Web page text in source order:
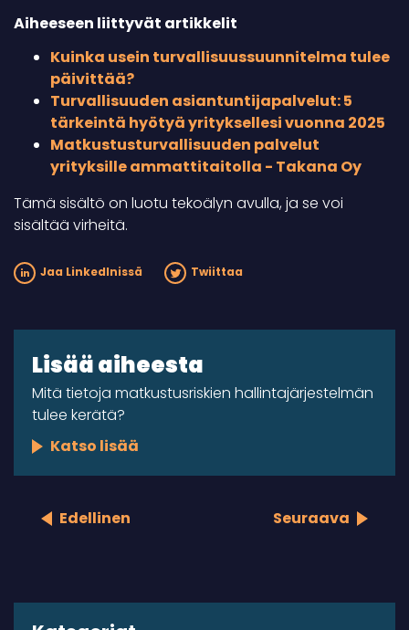
Aiheeseen liittyvät artikkelit
Kuinka usein turvallisuussuunnitelma tulee
päivittää?
Turvallisuuden asiantuntijapalvelut: 5
tärkeintä hyötyä yrityksellesi vuonna 2025
Matkustusturvallisuuden palvelut
yrityksille ammattitaitolla - Takana Oy
Tämä sisältö on luotu tekoälyn avulla, ja se voi
sisältää virheitä.
Jaa LinkedInissä Twiittaa
Lisää aiheesta
Mitä tietoja matkustusriskien hallintajärjestelmän
tulee kerätä?
Katso lisää
Edellinen Seuraava